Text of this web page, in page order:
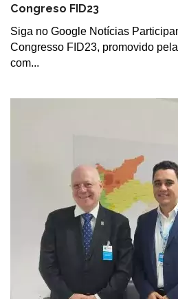
Congreso FID23
Siga no Google Notícias
Congresso FID23, promovido
com...